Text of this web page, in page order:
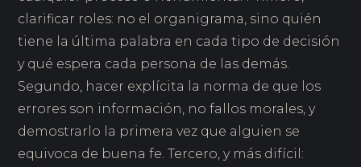
clarificar roles: no el organigrama, sino quién
tiene la última palabra en cada tipo de decisión
y qué espera cada persona de las demás.
Segundo, hacer explícita la norma de que los
errores son información, no fallos morales, y
demostrarlo la primera vez que alguien se
equivoca de buena fe. Tercero, y más difícil: